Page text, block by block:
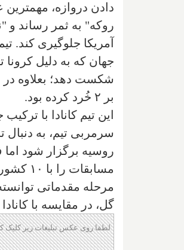
دادن دروازه،
آمریکا جلوگیری کند.
بر ۲ خُرد کرده بود.
این تیم کانادا با
سرمربی تیم، به دنبال
روسیه برگزار شود
گل، در مقایسه با کانادا با ۲۲ اختلاف گل، بعنوان تیم اول این گروه به دور دوم
لطفا روی عکس تبلیغات زیر کلیک